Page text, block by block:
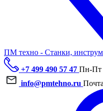
ПМ техно - Станки,
+7 499 490 57 47 Пн-Пт
info@pmtehno.ru